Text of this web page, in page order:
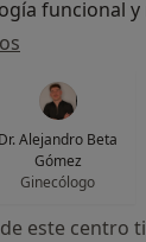
Dr. Alejandro Beta
Gómez
Ginecólogo